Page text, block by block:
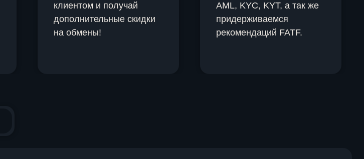
клиентом и получай
дополнительные скидки
на обмены!
AML, KYC, KYT, а так же
придерживаемся
рекомендаций FATF.